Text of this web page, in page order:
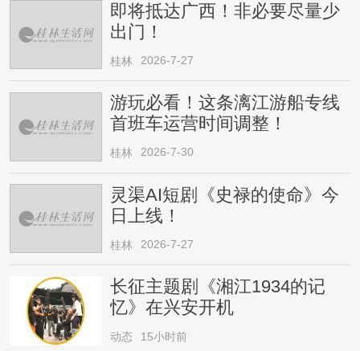
即将抵达广西！非必要尽量少
出门！
桂林 2026-7-27
游玩必看！这条漓江游船专线
首班车运营时间调整！
桂林 2026-7-30
灵渠AI短剧《史禄的使命》今
日上线！
桂林 2026-7-27
长征主题剧《湘江1934的记
忆》在兴安开机
动态 15小时前